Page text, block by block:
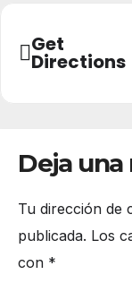
Get
Directions
Deja
Tu dirección de
publicada. Los
con *